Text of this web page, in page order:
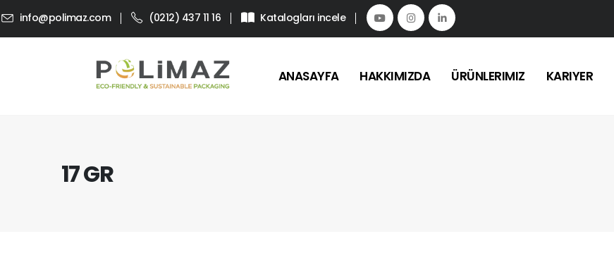
info@polimaz.com (0212) 437 11 16 Katalogları incele
ANASAYFA HAKKIMIZDA ÜRÜNLERIMIZ KARIYER
17 GR